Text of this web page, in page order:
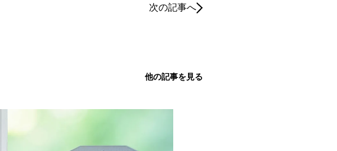
次の記事へ
他の記事を見る